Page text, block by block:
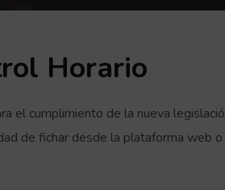
Horario
el cumplimiento de la nueva
de fichar desde la plataforma web